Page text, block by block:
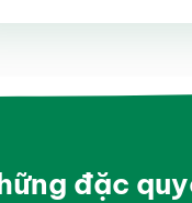
hạng4.95
đặc